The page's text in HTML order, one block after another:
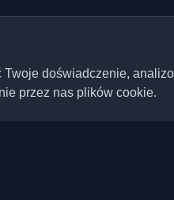
doświadczenie,
przez nas plików cookie.